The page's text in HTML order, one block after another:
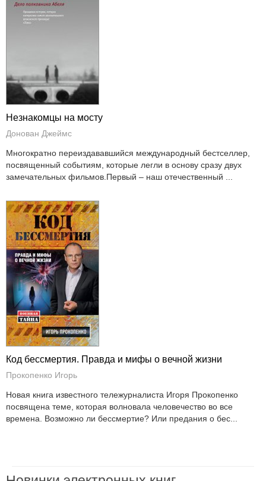
Незнакомцы на мосту
Донован Джеймс
Многократно переиздававшийся международный бестселлер,
посвященный событиям, которые легли в основу сразу двух
замечательных фильмов.Первый – наш отечественный ...
Код бессмертия. Правда и мифы о вечной жизни
Прокопенко Игорь
Новая книга известного тележурналиста Игоря Прокопенко
посвящена теме, которая волновала человечество во все
времена. Возможно ли бессмертие? Или предания о бес...